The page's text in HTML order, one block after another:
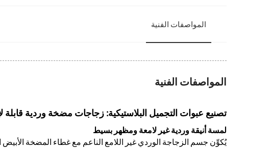
المواصفات الفنية
المواصفات الفنية
تصنيع عبوات التجميل البلاستيكية: زجاجات مضخة وردية قابلة
لمسة أنيقة وردية غير لامعة ومظهر بسيط
يُكوِّن جسم الزجاجة الوردي غير اللامع الناعم مع غطاء المضخة